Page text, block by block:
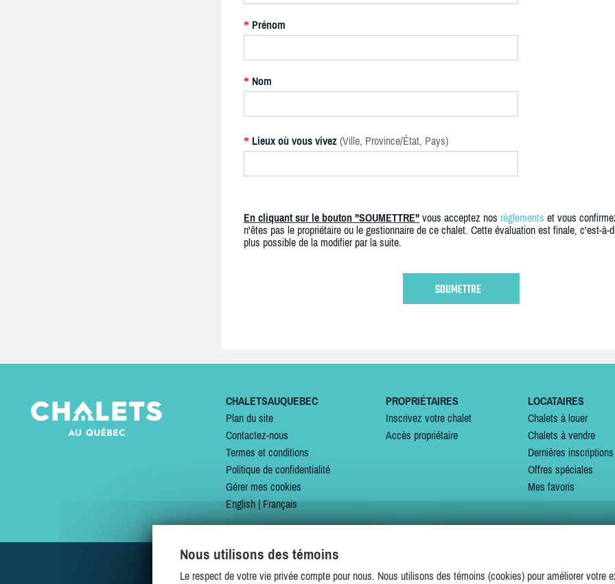
* Prénom
* Nom
* Lieux où vous vivez (Ville, Province/État, Pays)
En cliquant sur le bouton "SOUMETTRE" vous acceptez nos règlements et vous
n'êtes pas le propriétaire ou le gestionnaire de ce chalet. Cette évaluation est finale, c'est-à-
plus possible de la modifier par la suite.
CHALETSAUQUEBEC
Plan du site
Contactez-nous
Termes et conditions
Politique de confidentialité
Gérer mes cookies
English|Français
PROPRIÉTAIRES
Inscrivez votre chalet
Accès propriétaire
LOCATAIRES
Chalets à louer
Chalets à vendre
Dernières inscriptions
Offres spéciales
Mes favoris
SUIVEZ-NOUS SUR
Nous utilisons des témoins
Le respect de votre vie privée compte pour nous. Nous utilisons des témoins (cookies) pour améliorer votre